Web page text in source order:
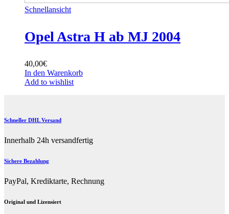
Schnellansicht
Opel Astra H ab MJ 2004
40,00€
In den Warenkorb
Add to wishlist
Schneller DHL Versand
Innerhalb 24h versandfertig
Sichere Bezahlung
PayPal, Krediktarte, Rechnung
Original und Lizensiert